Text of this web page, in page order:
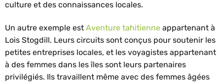
culture et des connaissances locales.
Un autre exemple est Aventure tahitienne appartenant à
Lois Stogdill. Leurs circuits sont conçus pour soutenir les
petites entreprises locales, et les voyagistes appartenant
à des femmes dans les îles sont leurs partenaires
privilégiés. Ils travaillent même avec des femmes âgées